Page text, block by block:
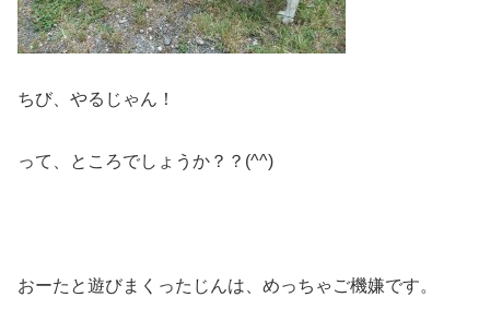
ちび、やるじゃん！
って、ところでしょうか？？(^^)
おーたと遊びまくったじんは、めっちゃご機嫌です。